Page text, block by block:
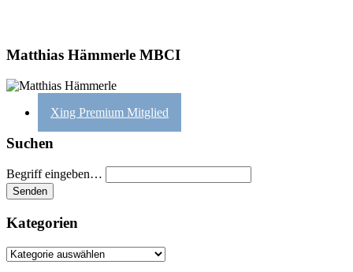
Matthias Hämmerle MBCI
Xing Premium Mitglied
Suchen
Begriff eingeben…
Kategorien
Kategorien